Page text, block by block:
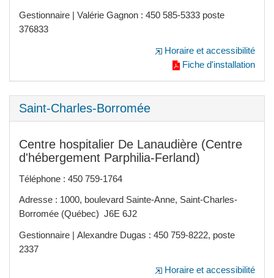
Gestionnaire | Valérie Gagnon : 450 585-5333 poste
376833
Horaire et accessibilité
Fiche d'installation
Saint-Charles-Borromée
Centre hospitalier De Lanaudière (Centre
d'hébergement Parphilia-Ferland)
Téléphone : 450 759-1764
Adresse : 1000, boulevard Sainte-Anne, Saint-Charles-
Borromée (Québec) J6E 6J2
Gestionnaire | Alexandre Dugas : 450 759-8222, poste
2337
Horaire et accessibilité